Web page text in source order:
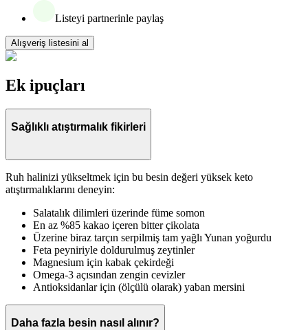
Listeyi partnerinle paylaş
Alışveriş listesini al
Ek ipuçları
Sağlıklı atıştırmalık fikirleri
Ruh halinizi yükseltmek için bu besin değeri yüksek keto
atıştırmalıklarını deneyin:
Salatalık dilimleri üzerinde füme somon
En az %85 kakao içeren bitter çikolata
Üzerine biraz tarçın serpilmiş tam yağlı Yunan yoğurdu
Feta peyniriyle doldurulmuş zeytinler
Magnesium için kabak çekirdeği
Omega-3 açısından zengin cevizler
Antioksidanlar için (ölçülü olarak) yaban mersini
Daha fazla besin nasıl alınır?